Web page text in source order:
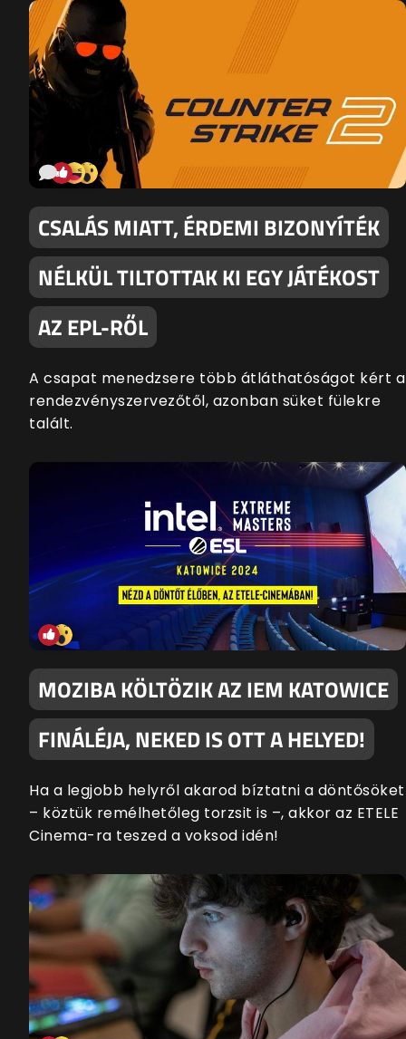
CSALÁS MIATT, ÉRDEMI BIZONYÍTÉK
NÉLKÜL TILTOTTAK KI EGY JÁTÉKOST
AZ EPL-RŐL
A csapat menedzsere több átláthatóságot kért a
rendezvényszervezőtől, azonban süket fülekre
talált.
MOZIBA KÖLTÖZIK AZ IEM KATOWICE
FINÁLÉJA, NEKED IS OTT A HELYED!
Ha a legjobb helyről akarod bíztatni a döntősöket
– köztük remélhetőleg torzsit is –, akkor az ETELE
Cinema-ra teszed a voksod idén!